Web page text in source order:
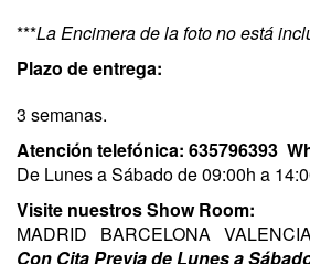
***​La Encimera de la foto no está
Plazo de entrega:
3 semanas.
Atención telefónica: 635796393
De Lunes a Sábado de 09:00h a
Visite nuestros Show Room:
MADRID BARCELONA
​Con Cita Previa de Lunes a